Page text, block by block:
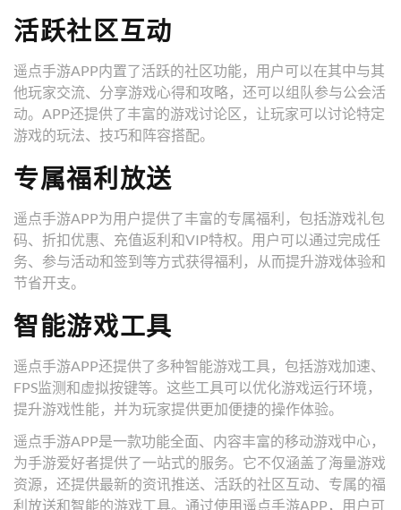
活跃社区互动
遥点手游APP内置了活跃的社区功能，用户可以在其中与其
他玩家交流、分享游戏心得和攻略，还可以组队参与公会活
动。APP还提供了丰富的游戏讨论区，让玩家可以讨论特定
游戏的玩法、技巧和阵容搭配。
专属福利放送
遥点手游APP为用户提供了丰富的专属福利，包括游戏礼包
码、折扣优惠、充值返利和VIP特权。用户可以通过完成任
务、参与活动和签到等方式获得福利，从而提升游戏体验和
节省开支。
智能游戏工具
遥点手游APP还提供了多种智能游戏工具，包括游戏加速、
FPS监测和虚拟按键等。这些工具可以优化游戏运行环境，
提升游戏性能，并为玩家提供更加便捷的操作体验。
遥点手游APP是一款功能全面、内容丰富的移动游戏中心，
为手游爱好者提供了一站式的服务。它不仅涵盖了海量游戏
资源，还提供最新的资讯推送、活跃的社区互动、专属的福
利放送和智能的游戏工具。通过使用遥点手游APP，用户可